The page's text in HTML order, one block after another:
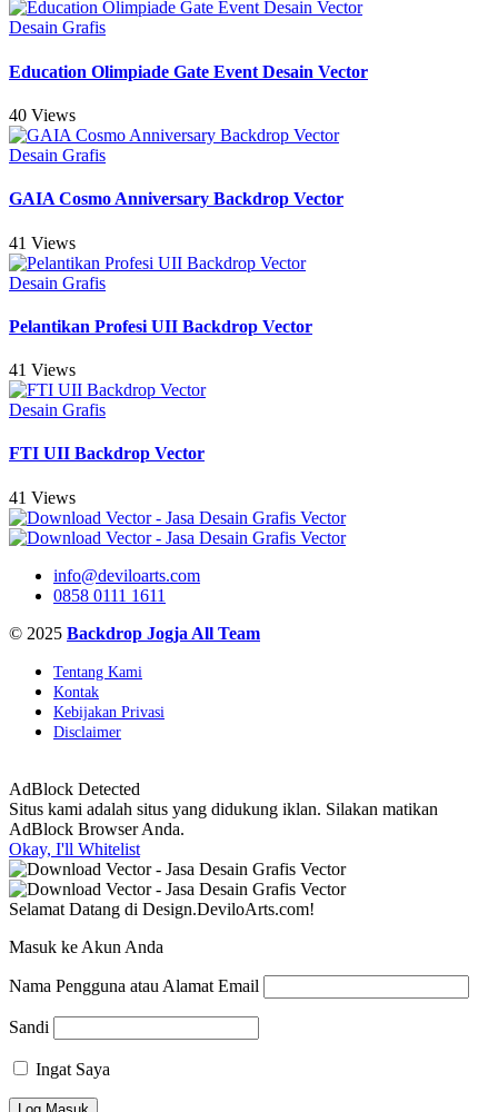
Desain Grafis
Education Olimpiade Gate Event Desain Vector
40 Views
Desain Grafis
GAIA Cosmo Anniversary Backdrop Vector
41 Views
Desain Grafis
Pelantikan Profesi UII Backdrop Vector
41 Views
Desain Grafis
FTI UII Backdrop Vector
41 Views
info@deviloarts.com
0858 0111 1611
© 2025 Backdrop Jogja All Team
Tentang Kami
Kontak
Kebijakan Privasi
Disclaimer
AdBlock Detected
Situs kami adalah situs yang didukung iklan. Silakan matikan
AdBlock Browser Anda.
Okay, I'll Whitelist
Selamat Datang di Design.DeviloArts.com!
Masuk ke Akun Anda
Nama Pengguna atau Alamat Email
Sandi
Ingat Saya